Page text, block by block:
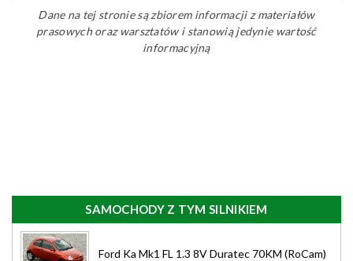
Dane na tej stronie są zbiorem informacji z materiałów
prasowych oraz warsztatów i stanowią jedynie wartość
informacyjną
SAMOCHODY Z TYM SILNIKIEM
Ford Ka Mk1 FL 1.3 8V Duratec 70KM (RoCam)